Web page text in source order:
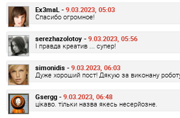
Ex3maL - 9.03.2023, 05:03
Спасибо огромное!
serezhazolotoy - 9.03.2023, 05:56
І правда креатив ... супер!
simonidis - 9.03.2023, 06:03
Дуже хороший пост! Дякую за виконану
Gsergg - 9.03.2023, 06:48
цікаво. тільки назва якесь несерйозне.